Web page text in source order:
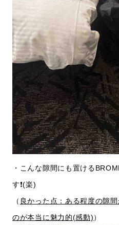
・こんな隙間にも置ける
す❗️(楽)
（ 良かった点：ある程度の隙
のが本当に魅力的(感動)）